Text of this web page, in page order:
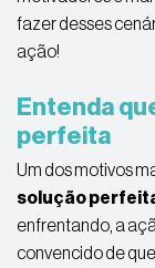
fazer desses
ação!
Entenda
perfeita
Um dos motivos
solução
enfrentando, a
convencido de